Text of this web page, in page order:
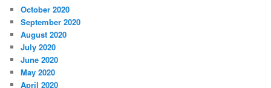
October 2020
September 2020
August 2020
July 2020
June 2020
May 2020
April 2020